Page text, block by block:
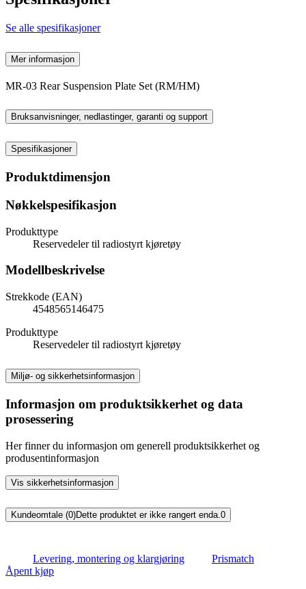
Se alle spesifikasjoner
Mer informasjon
MR-03 Rear Suspension Plate Set (RM/HM)
Bruksanvisninger, nedlastinger, garanti og support
Spesifikasjoner
Produktdimensjon
Nøkkelspesifikasjon
Produkttype
Reservedeler til radiostyrt kjøretøy
Modellbeskrivelse
Strekkode (EAN)
4548565146475
Produkttype
Reservedeler til radiostyrt kjøretøy
Miljø- og sikkerhetsinformasjon
Informasjon om produktsikkerhet og data
prosessering
Her finner du informasjon om generell produktsikkerhet og
produsentinformasjon
Vis sikkerhetsinformasjon
Kundeomtale (0)Dette produktet er ikke rangert enda. 0
Levering, montering og klargjøring
Prismatch
Åpent kjøp